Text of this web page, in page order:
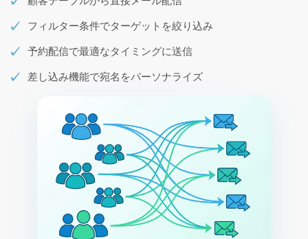
フィルター条件でターゲットを絞り込み
予約配信で最適なタイミングに送信
差し込み機能で宛名をパーソナライズ